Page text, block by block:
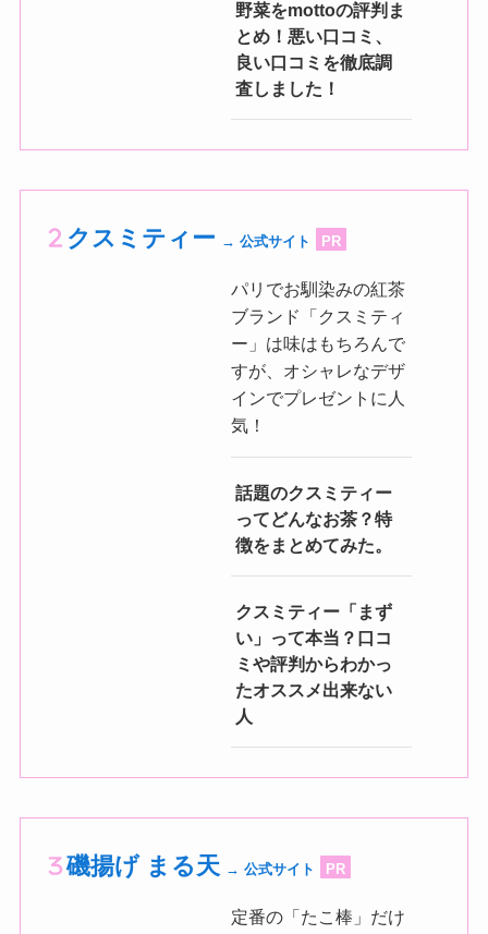
野菜をmottoの評判ま
とめ！悪い口コミ、
良い口コミを徹底調
査しました！
クスミティー → 公式サイト PR
パリでお馴染みの紅茶
ブランド「クスミティ
ー」は味はもちろんで
すが、オシャレなデザ
インでプレゼントに人
気！
話題のクスミティー
ってどんなお茶？特
徴をまとめてみた。
クスミティー「まず
い」って本当？口コ
ミや評判からわかっ
たオススメ出来ない
人
磯揚げ まる天 → 公式サイト PR
定番の「たこ棒」だけ